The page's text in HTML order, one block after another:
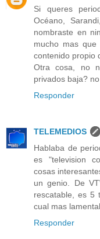
Si queres
Océano,
nombraste en
mucho mas
contenido propio
Otra cosa, no
privados baja?
Responder
TELEMEDIOS
Hablaba de
es "television
cosas
un genio. De
rescatable, es 5
cual mas
Responder